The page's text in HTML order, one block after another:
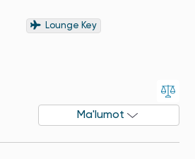
Lounge Key
Ma'lumot